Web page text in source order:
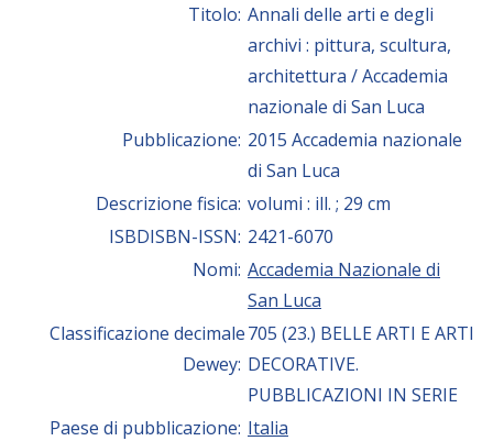
Titolo: Annali delle arti e degli
archivi : pittura, scultura,
architettura / Accademia
nazionale di San Luca
Pubblicazione: 2015 Accademia nazionale
di San Luca
Descrizione fisica: volumi : ill. ; 29 cm
ISBDISBN-ISSN: 2421-6070
Nomi: Accademia Nazionale di
San Luca
Classificazione decimale
Dewey:
705 (23.) BELLE ARTI E ARTI
DECORATIVE.
PUBBLICAZIONI IN SERIE
Paese di pubblicazione: Italia